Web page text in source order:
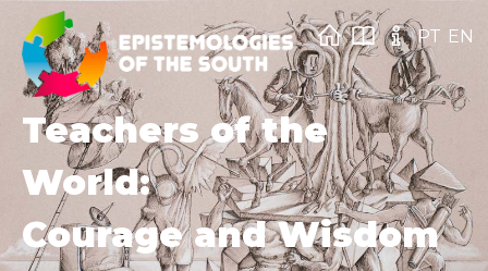
Teachers of the
World:
Courage and Wisdom
PT EN